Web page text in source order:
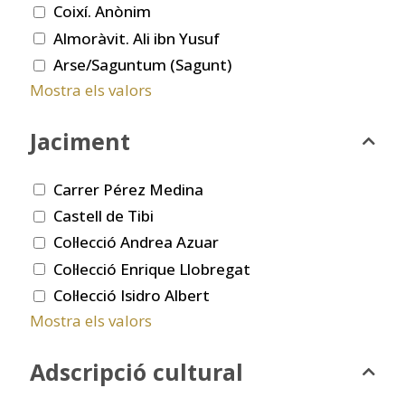
Coixí. Anònim
Almoràvit. Ali ibn Yusuf
Arse/Saguntum (Sagunt)
Mostra els valors
Jaciment
Carrer Pérez Medina
Castell de Tibi
Col·lecció Andrea Azuar
Col·lecció Enrique Llobregat
Col·lecció Isidro Albert
Mostra els valors
Adscripció cultural